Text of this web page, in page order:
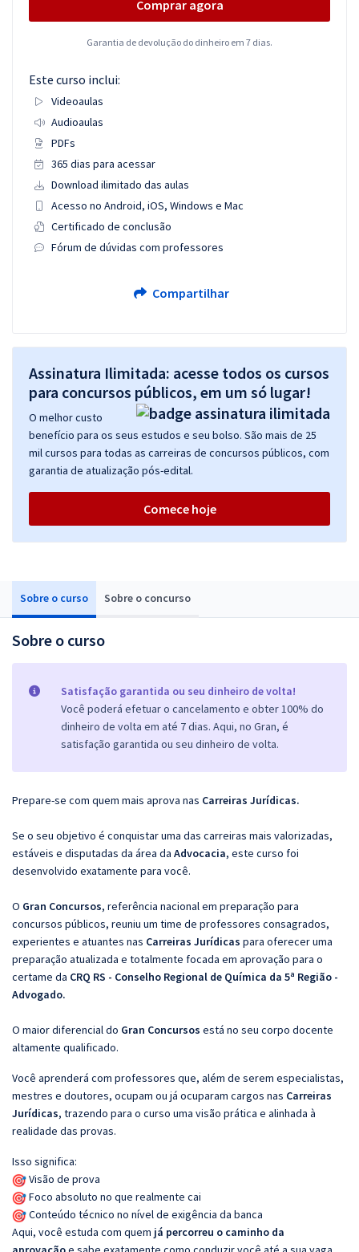
Sobre o curso Sobre o concurso
Sobre o curso
Satisfação garantida ou seu dinheiro de volta!
Você poderá efetuar o cancelamento e obter 100% do
dinheiro de volta em até 7 dias. Aqui, no Gran, é
satisfação garantida ou seu dinheiro de volta.
Prepare-se com quem mais aprova nas Carreiras Jurídicas.
Se o seu objetivo é conquistar uma das carreiras mais valorizadas,
estáveis e disputadas da área da Advocacia, este curso foi
desenvolvido exatamente para você.
O Gran Concursos, referência nacional em preparação para
concursos públicos, reuniu um time de professores consagrados,
experientes e atuantes nas Carreiras Jurídicas para oferecer uma
preparação atualizada e totalmente focada em aprovação para o
certame da CRQ RS - Conselho Regional de Química da 5ª Região -
Advogado.
O maior diferencial do Gran Concursos está no seu corpo docente
altamente qualificado.
Você aprenderá com professores que, além de serem especialistas,
mestres e doutores, ocupam ou já ocuparam cargos nas Carreiras
Jurídicas, trazendo para o curso uma visão prática e alinhada à
realidade das provas.
Isso significa:
Visão de prova
Foco absoluto no que realmente cai
Conteúdo técnico no nível de exigência da banca
Aqui, você estuda com quem já percorreu o caminho da
Comprar agora
Garantia de devolução do dinheiro em 7 dias.
Este curso inclui:
Videoaulas
Audioaulas
PDFs
365 dias para acessar
Download ilimitado das aulas
Acesso no Android, iOS, Windows e Mac
Certificado de conclusão
Fórum de dúvidas com professores
Compartilhar
Assinatura Ilimitada: acesse todos os cursos
para concursos públicos, em um só lugar!
O melhor custo
benefício para os seus estudos e seu bolso. São mais de 25
mil cursos para todas as carreiras de concursos públicos, com
garantia de atualização pós-edital.
Comece hoje